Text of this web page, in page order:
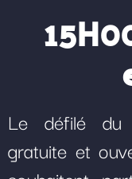
Le défilé du
gratuite et